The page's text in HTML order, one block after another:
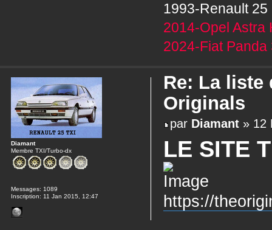
1993-Renault
2014-Opel Astra
2024-Fiat
Re: La liste
Originals
par Diamant » 12
LE SITE
https://
Diamant
Membre TXI/Turbo-dx
Messages: 1089
Inscription: 11 Jan 2015, 12:47